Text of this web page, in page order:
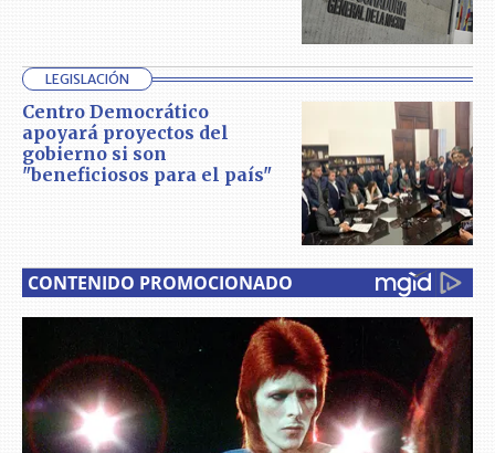
LEGISLACIÓN
Centro Democrático
apoyará proyectos del
gobierno si son
"beneficiosos para el país"